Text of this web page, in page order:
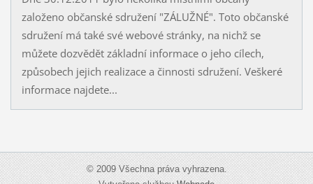
založeno občanské sdružení "ZÁLUŽNÉ". Toto občanské
sdružení má také své webové stránky, na nichž se
můžete dozvědět základní informace o jeho cílech,
způsobech jejich realizace a činnosti sdružení. Veškeré
informace najdete...
© 2009 Všechna práva vyhrazena.